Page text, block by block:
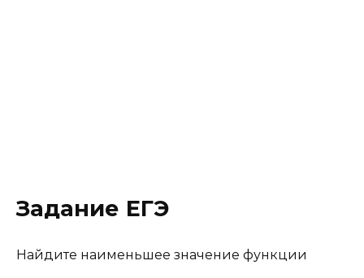
Задание ЕГЭ
Найдите наименьшее значение функции